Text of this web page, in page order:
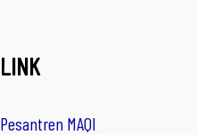
LINK
Pesantren MAQI